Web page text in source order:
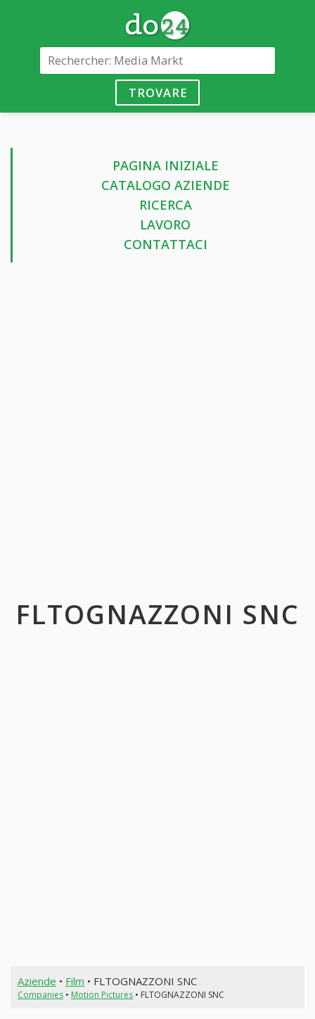
TROVARE
PAGINA INIZIALE
CATALOGO AZIENDE
RICERCA
LAVORO
CONTATTACI
FLTOGNAZZONI SNC
Aziende • Film • FLTOGNAZZONI SNC
Companies• Motion Pictures• FLTOGNAZZONI SNC